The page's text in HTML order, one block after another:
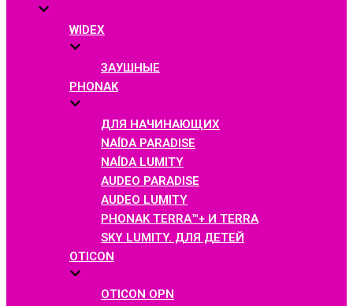
WIDEX
ЗАУШНЫЕ
PHONAK
ДЛЯ НАЧИНАЮЩИХ
NAÍDA PARADISE
NAÍDA LUMITY
AUDEO PARADISE
AUDEO LUMITY
PHONAK TERRA™+ И TERRA
SKY LUMITY. ДЛЯ ДЕТЕЙ
OTICON
OTICON OPN